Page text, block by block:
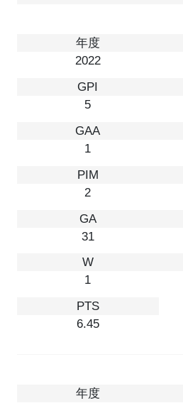
2022
5
1
2
31
1
6.45